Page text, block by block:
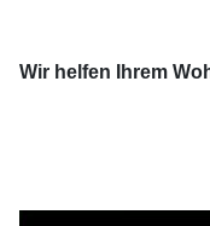
Wir helfen Ihrem